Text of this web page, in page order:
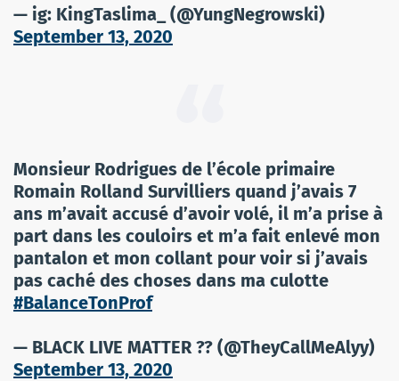
— ig: KingTaslima_ (@YungNegrowski)
September 13, 2020
Monsieur Rodrigues de l’école primaire
Romain Rolland Survilliers quand j’avais 7
ans m’avait accusé d’avoir volé, il m’a prise à
part dans les couloirs et m’a fait enlevé mon
pantalon et mon collant pour voir si j’avais
pas caché des choses dans ma culotte
#BalanceTonProf
— BLACK LIVE MATTER ?? (@TheyCallMeAlyy)
September 13, 2020